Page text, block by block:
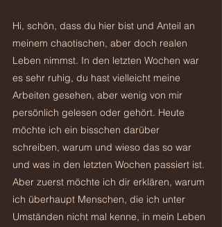
Hi, schön, dass du hier bist und Anteil an
meinem chaotischen, aber doch realen
Leben nimmst. In den letzten Wochen war
es sehr ruhig, du hast vielleicht meine
Arbeiten gesehen, aber wenig von mir
persönlich gelesen oder gehört. Heute
möchte ich ein bisschen darüber
schreiben, warum und wieso das so war
und was in den letzten Wochen passiert ist.
Aber zuerst möchte ich dir erklären, warum
ich überhaupt Menschen, die ich unter
Umständen nicht mal kenne, in mein Leben